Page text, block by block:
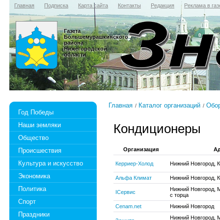
Главная Подписка Карта сайта Контакты Редакция Реклама в
Газета
Большемурашкинского
района
Нижегородской
области
Год Победы
Наши земляки
Общество
Происшествия
Культура и искусство
Экономика
Политика
Спорт
Праздники
Главная Каталог организаций
Кондиционеры
Организация
Керриер-Холод Нижний Новгород,
Альфа Климат Нижний Новгород,
IСервис
Нижний Новгород,
с торца
Cenam.net
Нижний Новгород
Нижний Новгород,